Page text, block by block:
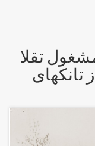
تقلا
تانکهای